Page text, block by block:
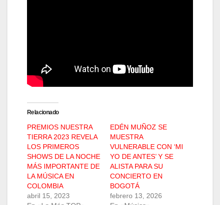
Relacionado
PREMIOS NUESTRA
TIERRA 2023 REVELA
LOS PRIMEROS
SHOWS DE LA NOCHE
MÁS IMPORTANTE DE
LA MÚSICA EN
COLOMBIA
abril 15, 2023
EDÉN MUÑOZ SE
MUESTRA
VULNERABLE CON ‘MI
YO DE ANTES’ Y SE
ALISTA PARA SU
CONCIERTO EN
BOGOTÁ
febrero 13, 2026